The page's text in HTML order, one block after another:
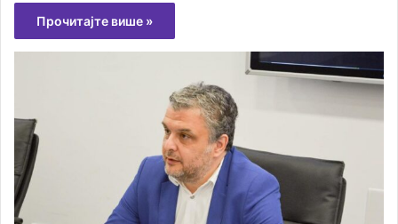
Прочитајте више »